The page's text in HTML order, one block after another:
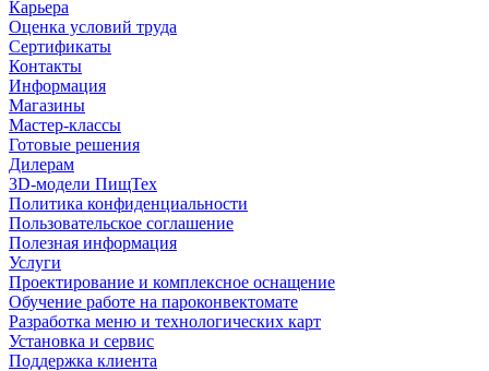
Карьера
Оценка условий труда
Сертификаты
Контакты
Информация
Магазины
Мастер-классы
Готовые решения
Дилерам
3D-модели ПищТех
Политика конфиденциальности
Пользовательское соглашение
Полезная информация
Услуги
Проектирование и комплексное оснащение
Обучение работе на пароконвектомате
Разработка меню и технологических карт
Установка и сервис
Поддержка клиента